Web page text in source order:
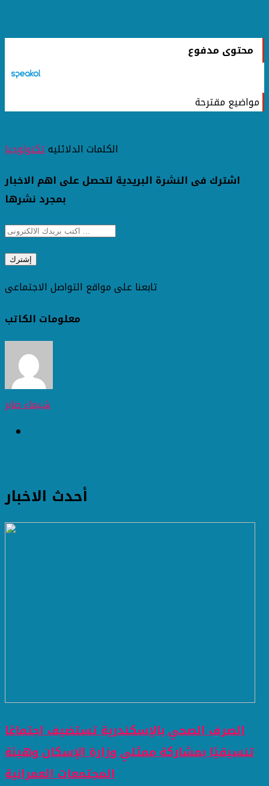
محتوى مدفوع
مواضيع مقترحة
الكلمات الدلائليهتكنولوجيا
اشترك فى النشرة البريدية لتحصل على اهم الاخبار
بمجرد نشرها
تابعنا على مواقع التواصل الاجتماعى
معلومات الكاتب
شيماء صابر
أحدث الاخبار
الصرف الصحي بالإسكندرية تستضيف اجتماعًا
تنسيقيًا بمشاركة ممثلي وزارة الإسكان وهيئة
المجتمعات العمرانية